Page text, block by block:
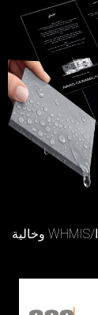
منتجاتنا متوافقة مع EU/ECHA، USA/OSHA، كندا/WHMIS وخالية